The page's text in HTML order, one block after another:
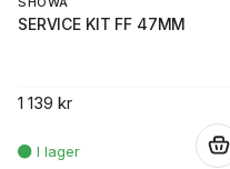
SERVICE KIT FF 47MM
1 139 kr